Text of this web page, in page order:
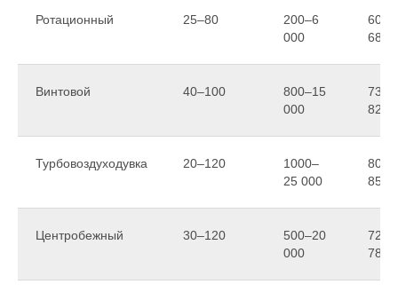
Ротационный 25–80
200–6
000
60–
68
Винтовой 40–100
800–15
000
73–
82
Турбовоздуходувка 20–120
1000–
25 000
80–
85
Центробежный 30–120
500–20
000
72–
78